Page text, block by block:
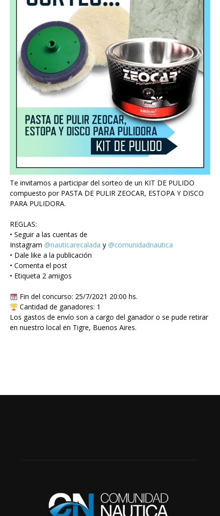
Te invitamos a participar del sorteo de un KIT DE PULIDO
compuesto por PASTA DE PULIR ZEOCAR, ESTOPA Y DISCO
PARA PULIDORA.
REGLAS:
• Seguir a las cuentas de
Instagram @nauticarecalada y @comunidadnautica
• Dale like a la publicación
• Comenta el post
• Etiqueta 2 amigos
Fin del concurso: 25/7/2021 20:00 hs.
Cantidad de ganadores: 1
Los gastos de envío son a cargo del ganador o se pude retirar
en nuestro local en Tigre, Buenos Aires.